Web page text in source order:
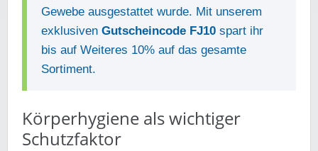
Gewebe ausgestattet wurde. Mit unserem
exklusivenGutscheincode FJ10 spart ihr
bis auf Weiteres 10% auf das gesamte
Sortiment.
Körperhygiene als wichtiger
Schutzfaktor